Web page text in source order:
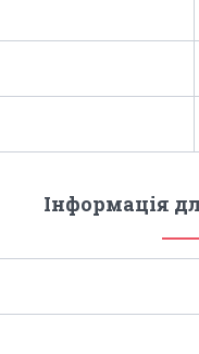
Інформація